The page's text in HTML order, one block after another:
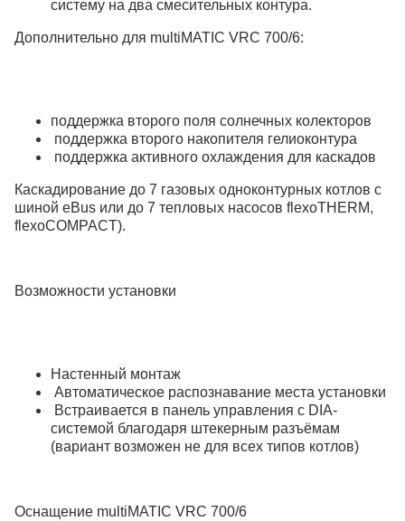
систему на два смесительных контура.
Дополнительно для multiMATIC VRC 700/6:
поддержка второго поля солнечных колекторов
поддержка второго накопителя гелиоконтура
поддержка активного охлаждения для каскадов
Каскадирование до 7 газовых одноконтурных котлов с
шиной eBus или до 7 тепловых наcосов flexoTHERM,
flexoCOMPACT).
Возможности установки
Настенный монтаж
Автоматическое распознавание места установки
Встраивается в панель управления с DIA-
системой благодаря штекерным разъёмам
(вариант возможен не для всех типов котлов)
Оснащение multiMATIC VRC 700/6